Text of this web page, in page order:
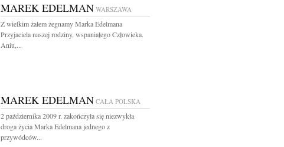
MAREK EDELMAN WARSZAWA
Z wielkim żalem żegnamy Marka Edelmana
Przyjaciela naszej rodziny, wspaniałego Człowieka.
Aniu,...
MAREK EDELMAN CAŁA POLSKA
2 października 2009 r. zakończyła się niezwykła
droga życia Marka Edelmana jednego z
przywódców...